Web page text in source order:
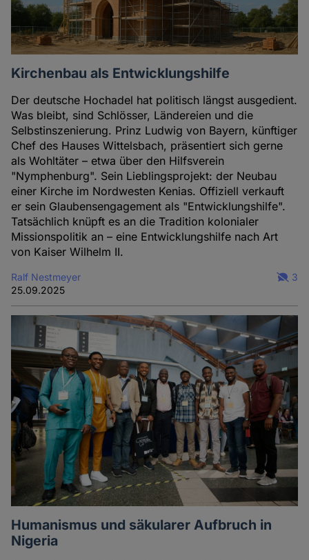
Kirchenbau als Entwicklungshilfe
Der deutsche Hochadel hat politisch längst ausgedient.
Was bleibt, sind Schlösser, Ländereien und die
Selbstinszenierung. Prinz Ludwig von Bayern, künftiger
Chef des Hauses Wittelsbach, präsentiert sich gerne
als Wohltäter – etwa über den Hilfsverein
"Nymphenburg". Sein Lieblingsprojekt: der Neubau
einer Kirche im Nordwesten Kenias. Offiziell verkauft
er sein Glaubensengagement als "Entwicklungshilfe".
Tatsächlich knüpft es an die Tradition kolonialer
Missionspolitik an – eine Entwicklungshilfe nach Art
von Kaiser Wilhelm II.
Ralf Nestmeyer
25.09.2025
3
Humanismus und säkularer Aufbruch in
Nigeria